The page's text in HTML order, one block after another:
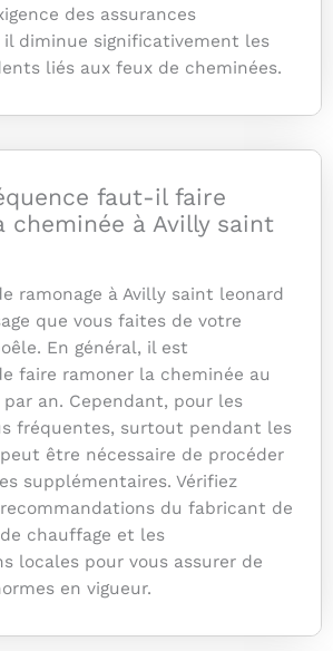
des assurances
diminue significativement les
liés aux feux de cheminées.
faut-il faire
cheminée à Avilly saint
ramonage à Avilly saint leonard
que vous faites de votre
En général, il est
faire ramoner la cheminée au
an. Cependant, pour les
fréquentes, surtout pendant les
être nécessaire de procéder
supplémentaires. Vérifiez
du fabricant de
chauffage et les
locales pour vous assurer de
en vigueur.